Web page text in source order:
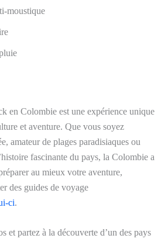
moustique
en Colombie est une expérience unique
et aventure. Que vous soyez
amateur de plages paradisiaques ou
fascinante du pays, la Colombie a
au mieux votre aventure,
des guides de voyage
ci.
et partez à la découverte d’un des pays